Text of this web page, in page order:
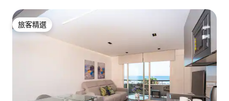
旅客精選
旅客精選